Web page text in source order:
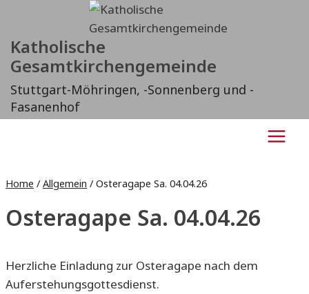
springen
Katholische
Gesamtkirchengemeinde
Stuttgart-Möhringen, -Sonnenberg und -
Fasanenhof
Home / Allgemein / Osteragape Sa. 04.04.26
Osteragape Sa. 04.04.26
Herzliche Einladung zur Osteragape nach dem
Auferstehungsgottesdienst.